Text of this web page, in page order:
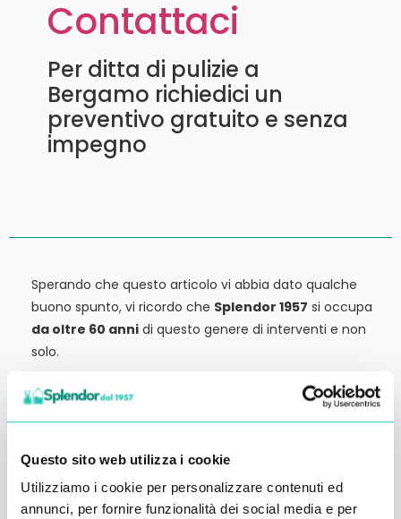
Questo sito web utilizza i cookie
Utilizziamo i cookie per personalizzare contenuti ed
annunci, per fornire funzionalità dei social media e per
Contattaci
Per ditta di pulizie a
Bergamo richiedici un
preventivo gratuito e senza
impegno
Sperando che questo articolo vi abbia dato qualche
buono spunto, vi ricordo che Splendor 1957 si occupa
da oltre 60 anni di questo genere di interventi e non
solo.
Siamo anche
rivenditori di detergenti, macchinari
ed attrezzature:
tutto ciò che potrebbe servirvi,
Contattateci qui per preventivi o anche solo per
richiedere qualche informazione.
Ci vediamo al prossimo articolo.